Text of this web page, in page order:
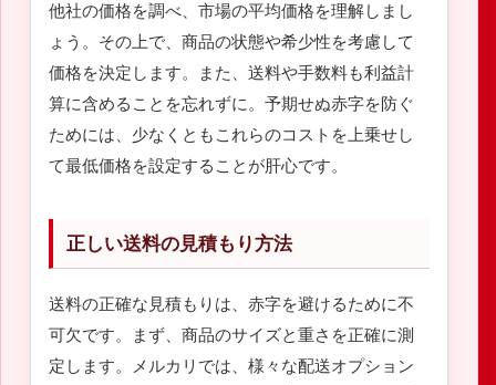
他社の価格を調べ、市場の平均価格を理解しまし
ょう。その上で、商品の状態や希少性を考慮して
価格を決定します。また、送料や手数料も利益計
算に含めることを忘れずに。予期せぬ赤字を防ぐ
ためには、少なくともこれらのコストを上乗せし
て最低価格を設定することが肝心です。
正しい送料の見積もり方法
送料の正確な見積もりは、赤字を避けるために不
可欠です。まず、商品のサイズと重さを正確に測
定します。メルカリでは、様々な配送オプション